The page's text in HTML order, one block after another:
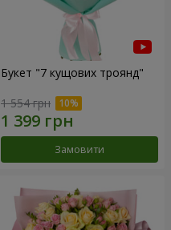
Букет "7 кущових троянд"
1 554 грн
Замовити